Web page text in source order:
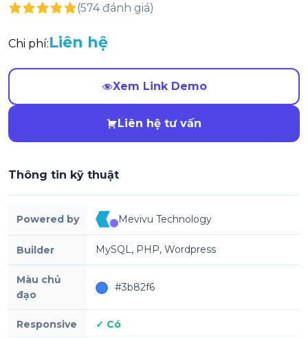
(574 đánh giá)
Chi phí:Liên hệ
Xem Link Demo
Liên hệ tư vấn
Thông tin kỹ thuật
Powered by Mevivu Technology
Builder MySQL, PHP, Wordpress
Màu chủ
đạo
#3b82f6
Responsive ✓ Có